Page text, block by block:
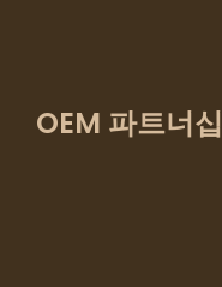
OEM 파트너십